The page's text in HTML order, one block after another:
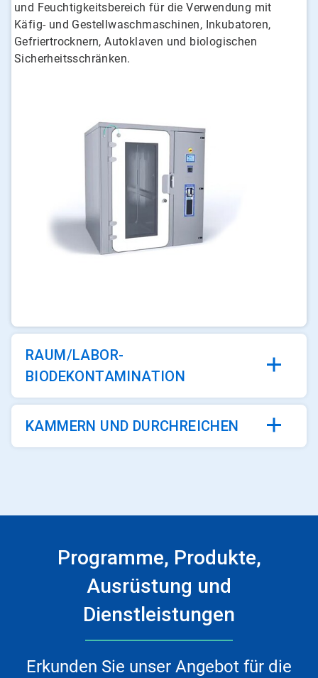
und Feuchtigkeitsbereich für die Verwendung mit
Käfig- und Gestellwaschmaschinen, Inkubatoren,
Gefriertrocknern, Autoklaven und biologischen
Sicherheitsschränken.
RAUM/LABOR-
BIODEKONTAMINATION
KAMMERN UND DURCHREICHEN
Programme, Produkte,
Ausrüstung und
Dienstleistungen
Erkunden Sie unser Angebot für die